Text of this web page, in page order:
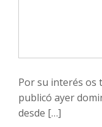
Por su interés os
publicó ayer
desde […]